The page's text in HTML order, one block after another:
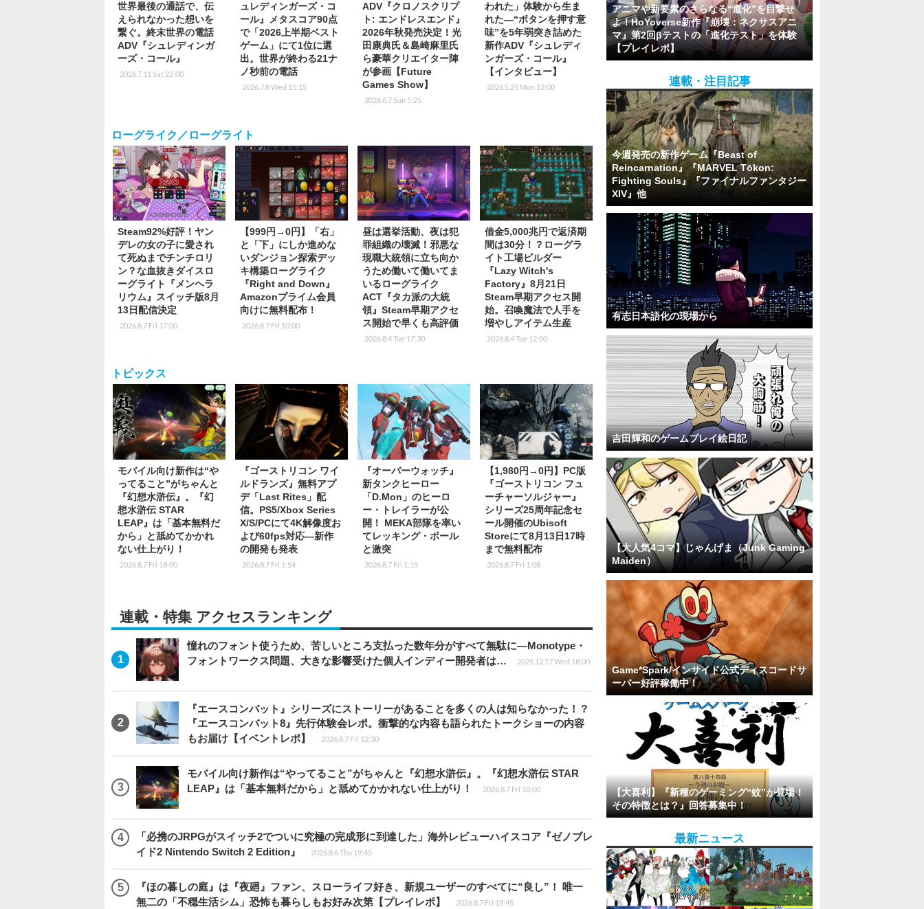
世界最後の通話で、伝
えられなかった想いを
繋ぐ。終末世界の電話
ADV『シュレディンガ
ーズ・コール』
2026.7.11 Sat 22:00
ュレディンガーズ・コ
ール』メタスコア90点
で「2026上半期ベスト
ゲーム」にて1位に選
出。世界が終わる21ナ
ノ秒前の電話
2026.7.8 Wed 15:15
ADV『クロノスクリプ
ト: エンドレスエンド』
2026年秋発売決定！光
田康典氏＆島崎麻里氏
ら豪華クリエイター陣
が参画【Future
Games Show】
2026.6.7 Sun 5:25
われた」体験から生ま
れた―“ボタンを押す意
味”を5年弱突き詰めた
新作ADV『シュレディ
ンガーズ・コール』
【インタビュー】
2026.5.25 Mon 12:00
ローグライク／ローグライト
Steam92%好評！ヤン
デレの女の子に愛され
て死ぬまでチンチロリ
ン？な血抜きダイスロ
ーグライト『メンヘラ
リウム』スイッチ版8月
13日配信決定
2026.8.7 Fri 17:00
【999円→0円】「右」
と「下」にしか進めな
いダンジョン探索デッ
キ構築ローグライク
『Right and Down』
Amazonプライム会員
向けに無料配布！
2026.8.7 Fri 10:00
昼は選挙活動、夜は犯
罪組織の壊滅！邪悪な
現職大統領に立ち向か
うため働いて働いてま
いるローグライク
ACT『タカ派の大統
領』Steam早期アクセ
ス開始で早くも高評価
2026.8.4 Tue 17:30
借金5,000兆円で返済期
間は30分！？ローグラ
イト工場ビルダー
『Lazy Witch's
Factory』8月21日
Steam早期アクセス開
始。召喚魔法で人手を
増やしアイテム生産
2026.8.4 Tue 12:00
トピックス
モバイル向け新作は“や
ってること”がちゃんと
『幻想水滸伝』。『幻
想水滸伝 STAR
LEAP』は「基本無料だ
から」と舐めてかかれ
ない仕上がり！
2026.8.7 Fri 18:00
『ゴーストリコン ワイ
ルドランズ』無料アプ
デ「Last Rites」配
信。PS5/Xbox Series
X/S/PCにて4K解像度お
よび60fps対応―新作
の開発も発表
2026.8.7 Fri 1:54
『オーバーウォッチ』
新タンクヒーロー
「D.Mon」のヒーロ
ー・トレイラーが公
開！ MEKA部隊を率い
てレッキング・ボール
と激突
2026.8.7 Fri 1:15
【1,980円→0円】PC版
『ゴーストリコン フュ
ーチャーソルジャー』
シリーズ25周年記念セ
ール開催のUbisoft
Storeにて8月13日17時
まで無料配布
2026.8.7 Fri 1:08
連載・特集 アクセスランキング
憧れのフォント使うため、苦しいところ支払った数年分がすべて無駄に―Monotype・
フォントワークス問題、大きな影響受けた個人インディー開発者は…
2025.12.17 Wed 18:00
『エースコンバット』シリーズにストーリーがあることを多くの人は知らなかった！？
『エースコンバット8』先行体験会レポ。衝撃的な内容も語られたトークショーの内容
もお届け【イベントレポ】
2026.8.7 Fri 12:30
モバイル向け新作は“やってること”がちゃんと『幻想水滸伝』。『幻想水滸伝 STAR
LEAP』は「基本無料だから」と舐めてかかれない仕上がり！
2026.8.7 Fri 18:00
「必携のJRPGがスイッチ2でついに究極の完成形に到達した」海外レビューハイスコア『ゼノブレ
イド2 Nintendo Switch 2 Edition』
2026.8.6 Thu 19:45
『ほの暮しの庭』は『夜廻』ファン、スローライフ好き、新規ユーザーのすべてに“良し”！ 唯一
無二の「不穏生活シム」恐怖も暮らしもお好み次第【プレイレポ】
2026.8.7 Fri 19:45
アニマや新要素のさらなる“進化”を目撃せ
よ！HoYoverse新作『崩壊：ネクサスアニ
マ』第2回βテストの「進化テスト」を体験
【プレイレポ】
連載・注目記事
今週発売の新作ゲーム『Beast of
Reincarnation』『MARVEL Tōkon:
Fighting Souls』『ファイナルファンタジー
XIV』他
有志日本語化の現場から
吉田輝和のゲームプレイ絵日記
【大人気4コマ】じゃんげま（Junk Gaming
Maiden）
Game*Spark/インサイド公式ディスコードサ
ーバー好評稼働中！
【大喜利】『新種のゲーミング“蚊”が登場！
その特徴とは？』回答募集中！
最新ニュース